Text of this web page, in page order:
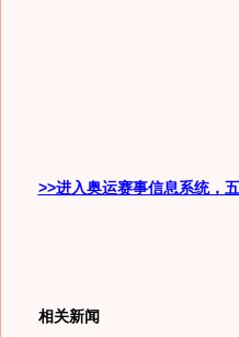
>>进入奥运赛事信息系统，
相关新闻